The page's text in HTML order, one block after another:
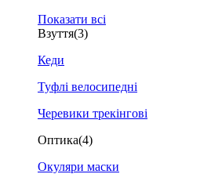
Показати всі
Взуття(3)
Кеди
Туфлі велосипедні
Черевики трекінгові
Оптика(4)
Окуляри маски